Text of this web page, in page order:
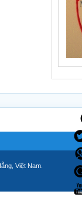
Việt Nam.